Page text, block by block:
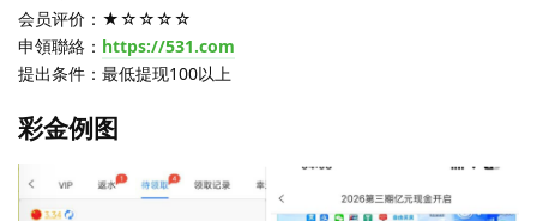
会员评价：★☆☆☆☆
申領聯絡： https://531.com
提出条件：最低提现100以上
彩金例图